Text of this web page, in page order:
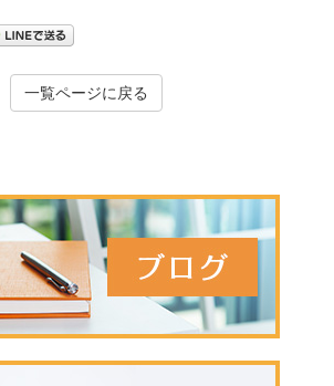
一覧ページに戻る